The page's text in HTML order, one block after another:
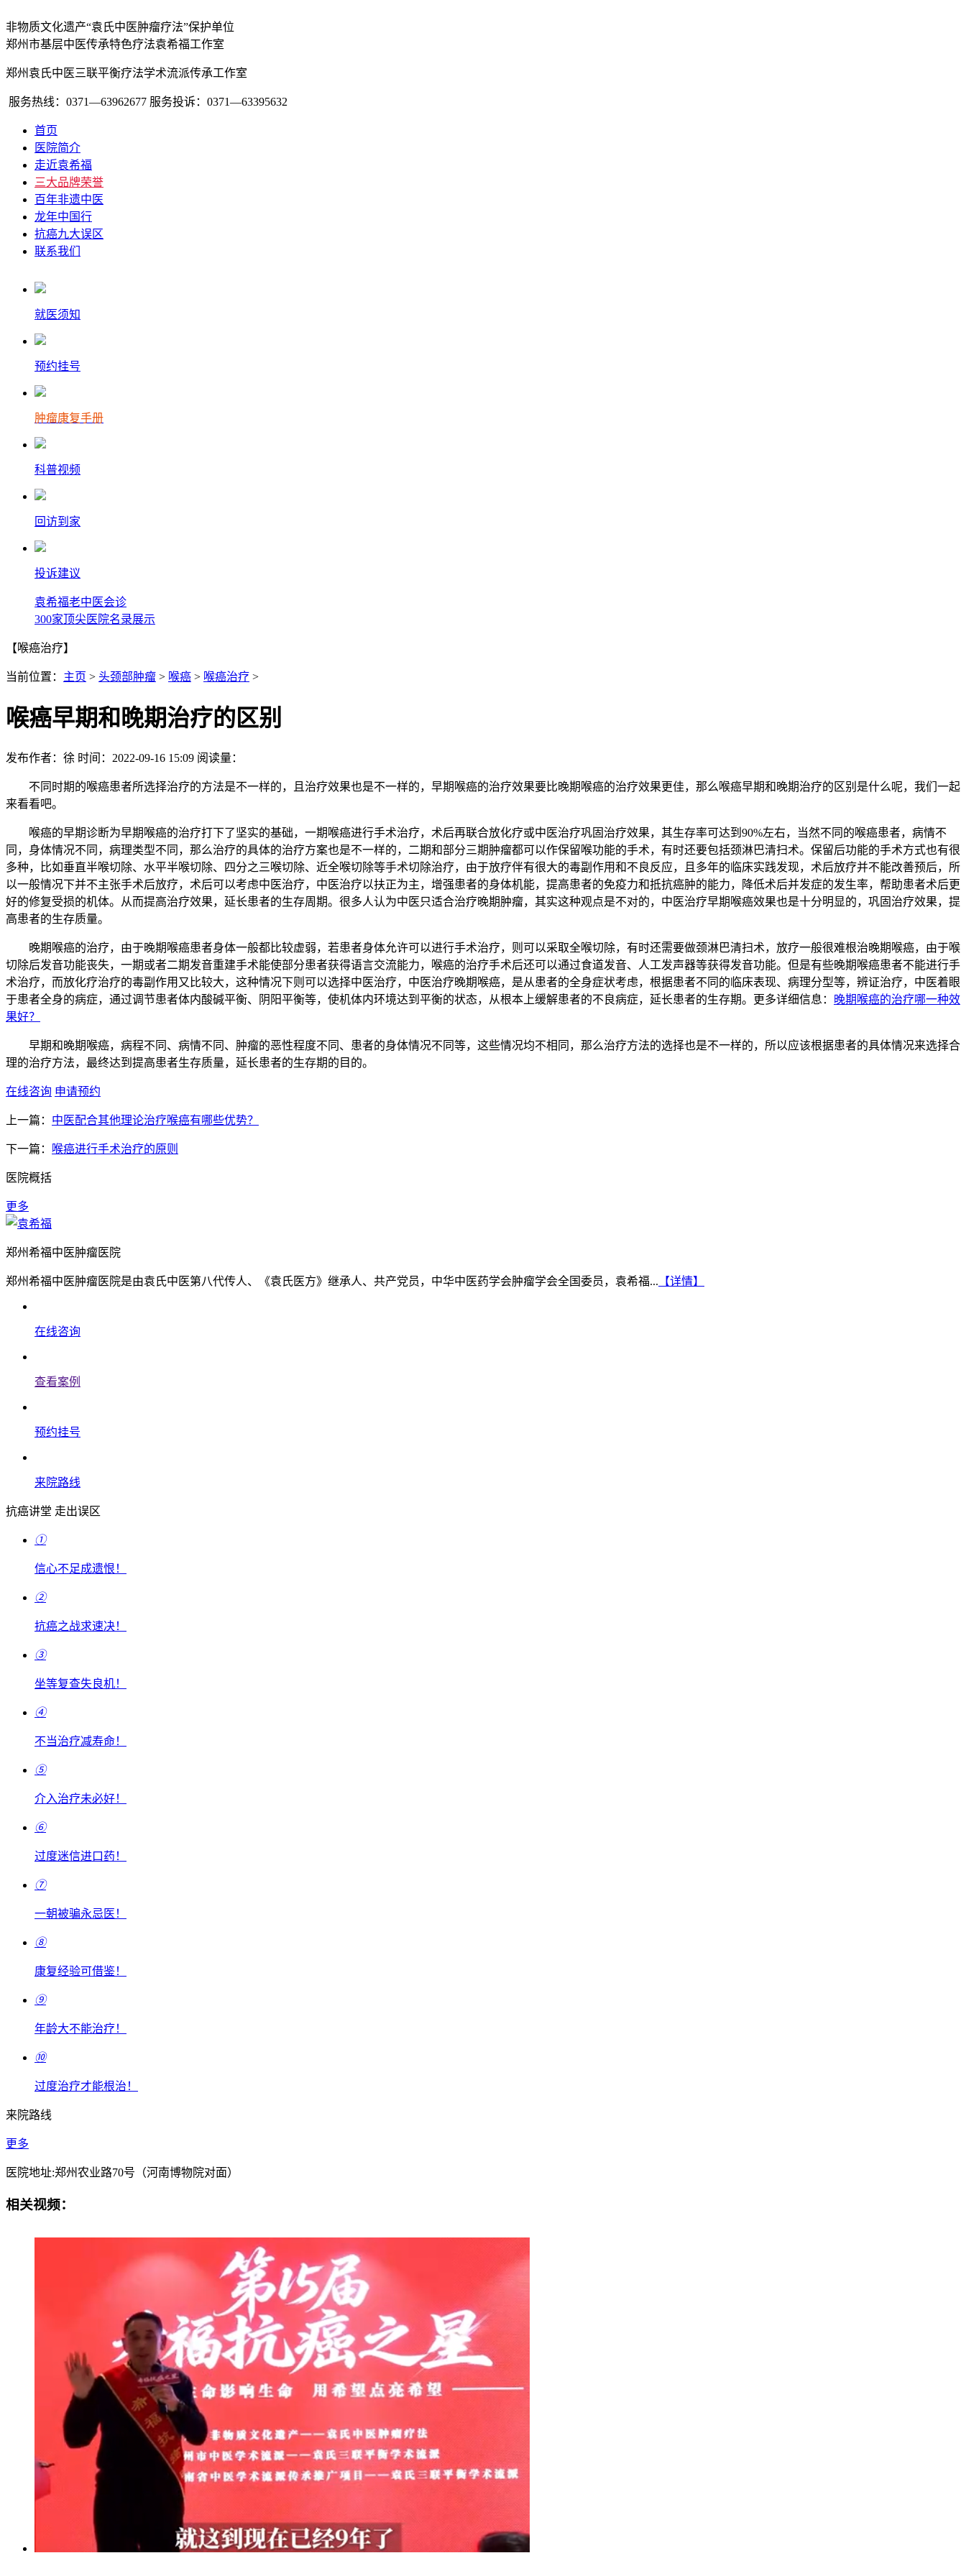
非物质文化遗产“袁氏中医肿瘤疗法”保护单位
郑州市基层中医传承特色疗法袁希福工作室
郑州袁氏中医三联平衡疗法学术流派传承工作室
服务热线：0371—63962677 服务投诉：0371—63395632
首页
医院简介
走近袁希福
三大品牌荣誉
百年非遗中医
龙年中国行
抗癌九大误区
联系我们
就医须知
预约挂号
肿瘤康复手册
科普视频
回访到家
投诉建议
袁希福老中医会诊
300家顶尖医院名录展示
【喉癌治疗】
当前位置： 主页 > 头颈部肿瘤 > 喉癌 > 喉癌治疗 >
喉癌早期和晚期治疗的区别
发布作者：徐 时间：2022-09-16 15:09 阅读量：
不同时期的喉癌患者所选择治疗的方法是不一样的，且治疗效果也是不一样的，早期喉癌的治疗效果要比晚期喉癌的治疗效果更佳，那么喉癌早期和晚期治疗的区别是什么呢，我们一起
来看看吧。
喉癌的早期诊断为早期喉癌的治疗打下了坚实的基础，一期喉癌进行手术治疗，术后再联合放化疗或中医治疗巩固治疗效果，其生存率可达到90%左右，当然不同的喉癌患者，病情不
同，身体情况不同，病理类型不同，那么治疗的具体的治疗方案也是不一样的，二期和部分三期肿瘤都可以作保留喉功能的手术，有时还要包括颈淋巴清扫术。保留后功能的手术方式也有很
多种，比如垂直半喉切除、水平半喉切除、四分之三喉切除、近全喉切除等手术切除治疗，由于放疗伴有很大的毒副作用和不良反应，且多年的临床实践发现，术后放疗并不能改善预后，所
以一般情况下并不主张手术后放疗，术后可以考虑中医治疗，中医治疗以扶正为主，增强患者的身体机能，提高患者的免疫力和抵抗癌肿的能力，降低术后并发症的发生率，帮助患者术后更
好的修复受损的机体。从而提高治疗效果，延长患者的生存周期。很多人认为中医只适合治疗晚期肿瘤，其实这种观点是不对的，中医治疗早期喉癌效果也是十分明显的，巩固治疗效果，提
高患者的生存质量。
晚期喉癌的治疗，由于晚期喉癌患者身体一般都比较虚弱，若患者身体允许可以进行手术治疗，则可以采取全喉切除，有时还需要做颈淋巴清扫术，放疗一般很难根治晚期喉癌，由于喉
切除后发音功能丧失，一期或者二期发音重建手术能使部分患者获得语言交流能力，喉癌的治疗手术后还可以通过食道发音、人工发声器等获得发音功能。但是有些晚期喉癌患者不能进行手
术治疗，而放化疗治疗的毒副作用又比较大，这种情况下则可以选择中医治疗，中医治疗晚期喉癌，是从患者的全身症状考虑，根据患者不同的临床表现、病理分型等，辨证治疗，中医着眼
于患者全身的病症，通过调节患者体内酸碱平衡、阴阳平衡等，使机体内环境达到平衡的状态，从根本上缓解患者的不良病症，延长患者的生存期。更多详细信息：
晚期喉癌的治疗哪一种效
果好？
早期和晚期喉癌，病程不同、病情不同、肿瘤的恶性程度不同、患者的身体情况不同等，这些情况均不相同，那么治疗方法的选择也是不一样的，所以应该根据患者的具体情况来选择合
理的治疗方法，最终达到提高患者生存质量，延长患者的生存期的目的。
在线咨询 申请预约
上一篇： 中医配合其他理论治疗喉癌有哪些优势？
下一篇： 喉癌进行手术治疗的原则
医院概括
更多
郑州希福中医肿瘤医院
郑州希福中医肿瘤医院是由袁氏中医第八代传人、《袁氏医方》继承人、共产党员，中华中医药学会肿瘤学会全国委员，袁希福... 【详情】
在线咨询
查看案例
预约挂号
来院路线
抗癌讲堂 走出误区
①
信心不足成遗恨！
②
抗癌之战求速决！
③
坐等复查失良机！
④
不当治疗减寿命！
⑤
介入治疗未必好！
⑥
过度迷信进口药！
⑦
一朝被骗永忌医！
⑧
康复经验可借鉴！
⑨
年龄大不能治疗！
⑩
过度治疗才能根治！
来院路线
更多
医院地址:郑州农业路70号（河南博物院对面）
相关视频：